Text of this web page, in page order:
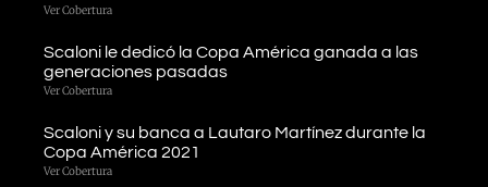
Ver Cobertura
Scaloni le dedicó la Copa América ganada a las
generaciones pasadas
Ver Cobertura
Scaloni y su banca a Lautaro Martínez durante la
Copa América 2021
Ver Cobertura